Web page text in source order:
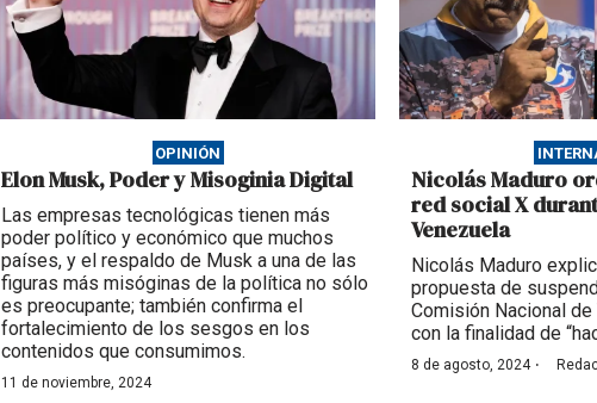
OPINIÓN
Elon Musk, Poder y Misoginia Digital
Las empresas tecnológicas tienen más
poder político y económico que muchos
países, y el respaldo de Musk a una de las
figuras más misóginas de la política no sólo
es preocupante; también confirma el
fortalecimiento de los sesgos en los
contenidos que consumimos.
11 de noviembre, 2024
Nicolás Maduro
red social X
Venezuela
Nicolás Maduro
propuesta de
Comisión Nacional
con la finalidad de
8 de agosto, 2024·